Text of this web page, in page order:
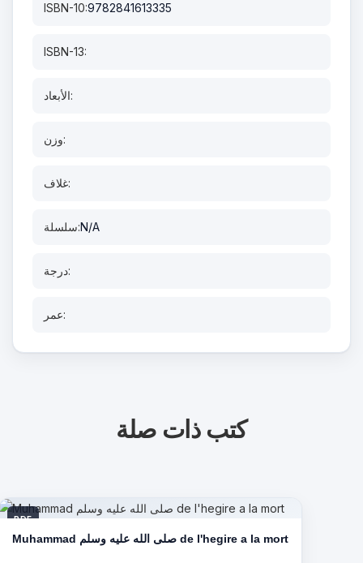
ISBN-10:9782841613335
ISBN-13:
الأبعاد:
وزن:
غلاف:
سلسلة:N/A
درجة:
عمر:
كتب ذات صلة
PDF
Muhammad صلى الله عليه وسلم de l'hegire a la mort